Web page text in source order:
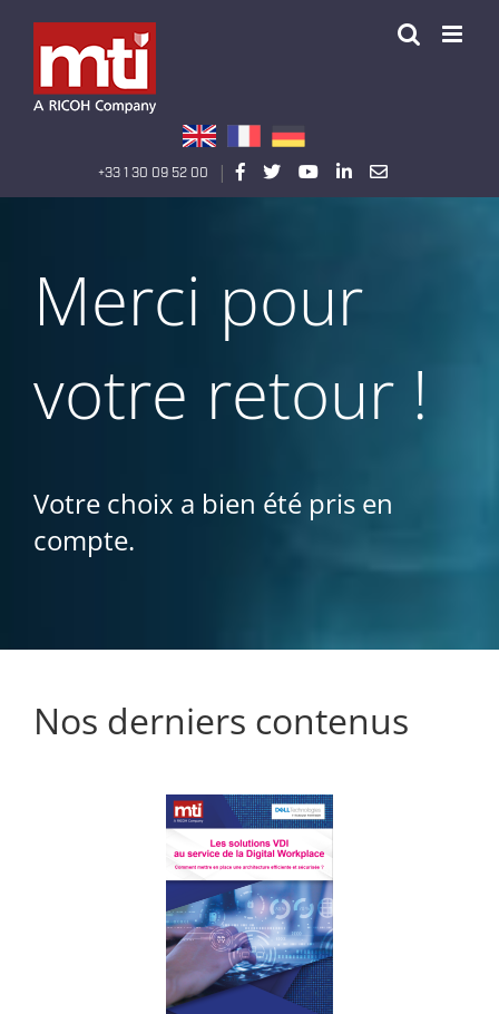
contenu
+33 1 30 09 52 00 |
Merci pour
votre retour !
Votre choix a bien été pris en
compte.
Nos derniers contenus